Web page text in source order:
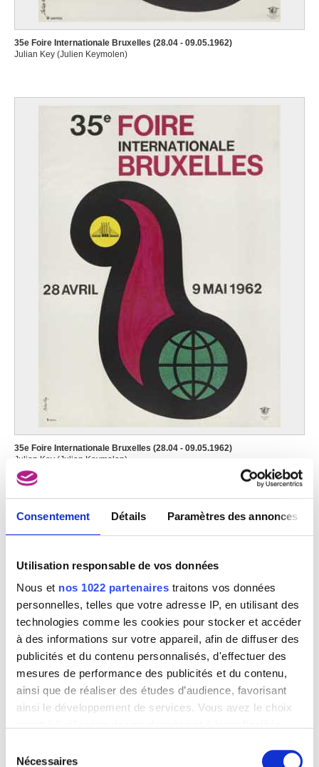
Consentement Détails Paramètres des annonces
Utilisation responsable de vos données
Nous et nos 1022 partenaires traitons vos données
personnelles, telles que votre adresse IP, en utilisant des
technologies comme les cookies pour stocker et accéder
à des informations sur votre appareil, afin de diffuser des
publicités et du contenu personnalisés, d'effectuer des
mesures de performance des publicités et du contenu,
ainsi que de réaliser des études d’audience, favorisant
ainsi le développement de services. Vous avez le choix
tout moment en consultant la Déclaration relative aux
Nécessaires
35e Foire Internationale Bruxelles (28.04 - 09.05.1962)
Julian Key (Julien Keymolen)
35e Foire Internationale Bruxelles (28.04 - 09.05.1962)
Julian Key (Julien Keymolen)
35e Foire Internationale Bruxelles (30.04 - 12.05.1962)